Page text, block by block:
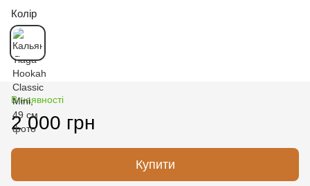
Колір
В наявності
2 000 грн
Купити